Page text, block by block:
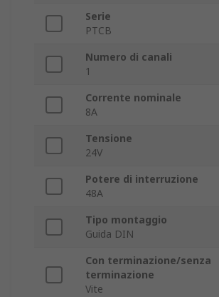
Serie
PTCB
Numero di canali
1
Corrente nominale
8A
Tensione
24V
Potere di interruzione
48A
Tipo montaggio
Guida DIN
Con terminazione/senza
terminazione
Vite